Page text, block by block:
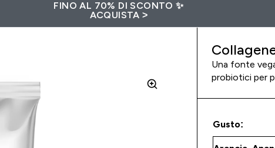
FINO AL 70% DI SCONTO ✨
ACQUISTA >
Una fonte
probiotici per
Gusto: